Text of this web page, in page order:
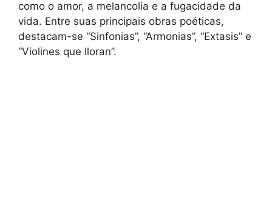
como o amor, a melancolia e a fugacidade da
vida. Entre suas principais obras poéticas,
destacam-se “Sinfonias”, “Armonias”, “Extasis” e
“Violines que lloran”.